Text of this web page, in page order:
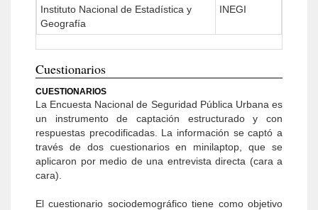
Instituto Nacional de Estadística y
Geografía
INEGI
Cuestionarios
CUESTIONARIOS
La Encuesta Nacional de Seguridad Pública Urbana es
un instrumento de captación estructurado y con
respuestas precodificadas. La información se captó a
través de dos cuestionarios en minilaptop, que se
aplicaron por medio de una entrevista directa (cara a
cara).
El cuestionario sociodemográfico tiene como objetivo